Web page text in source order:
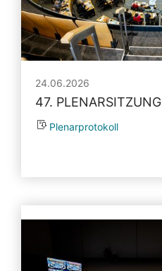
24.06.2026
47. PLENARSITZUNG
Plenarprotokoll